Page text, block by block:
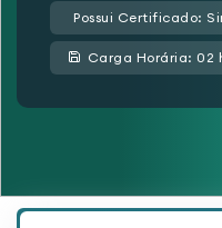
Possui Certificado:
Carga Horária: 02